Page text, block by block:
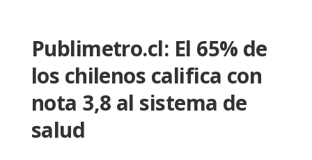
Publimetro.cl: El 65% de
los chilenos califica con
nota 3,8 al sistema de
salud